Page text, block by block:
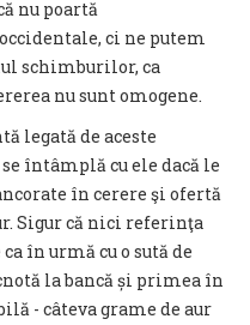
nu poartă
ci ne putem
schimburilor, ca
nu sunt omogene.
legată de aceste
întâmplă cu ele dacă le
în cerere şi ofertă
Sigur că nici referinţa
în urmă cu o sută de
la bancă și primea în
- câteva grame de aur